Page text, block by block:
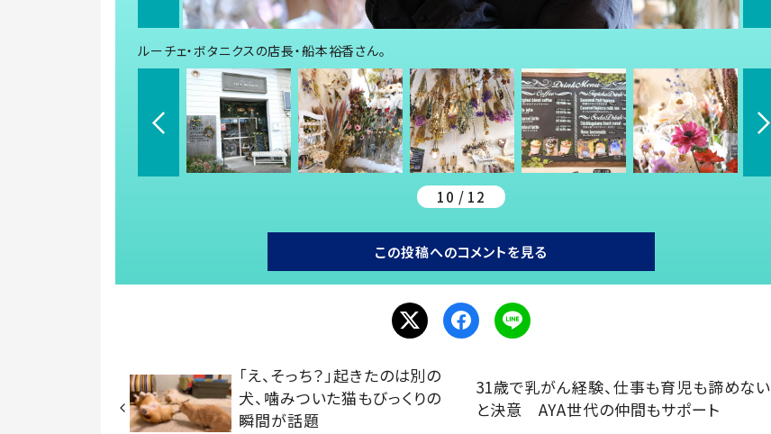
ルーチェ・ボタニクスの店長・船本裕香さん。
10 / 12
この投稿へのコメントを見る
「え、そっち？」起きたのは別の
犬、噛みついた猫もびっくりの
瞬間が話題
31歳で乳がん経験、仕事も育児も諦めない
と決意 AYA世代の仲間もサポート